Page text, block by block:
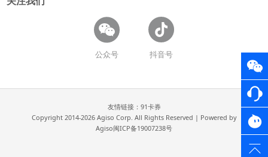
卡券工具
使用咨询
公众号 抖音号
友情链接： 91卡券
Copyright 2014-2026Agiso Corp. All Rights Reserved | Powered by
Agiso闽ICP备19007238号